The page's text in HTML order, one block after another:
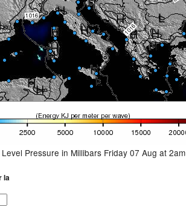
Pressure in Millibars Friday 07 Aug at 2am
la